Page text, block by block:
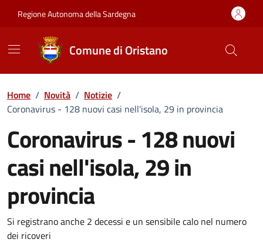
Regione Autonoma della Sardegna
Comune di Oristano
Home / Novità / Notizie /
Coronavirus - 128 nuovi casi nell'isola, 29 in provincia
Coronavirus - 128 nuovi
casi nell'isola, 29 in
provincia
Dettagli della notizia
Si registrano anche 2 decessi e un sensibile calo nel numero
dei ricoveri